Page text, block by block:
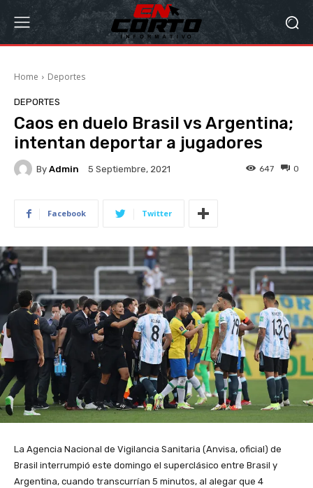
Home Deportes
DEPORTES
Caos en duelo Brasil vs Argentina;
intentan deportar a jugadores
By Admin 5 Septiembre, 2021 0
647
Facebook Twitter
La Agencia Nacional de Vigilancia Sanitaria (Anvisa, oficial) de
Brasil interrumpió este domingo el superclásico entre Brasil y
Argentina, cuando transcurrían 5 minutos, al alegar que 4